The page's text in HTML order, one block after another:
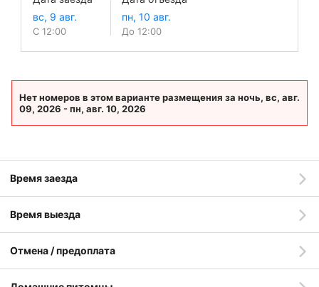
С 12:00 До 12:00
Нет номеров в этом варианте размещения за ночь, вс, авг.
09, 2026 - пн, авг. 10, 2026
Время заезда
Время выезда
Отмена / предоплата